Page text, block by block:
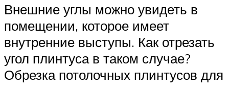
Внешние углы можно увидеть в
помещении, которое имеет
внутренние выступы. Как отрезать
угол плинтуса в таком случае?
Обрезка потолочных плинтусов для